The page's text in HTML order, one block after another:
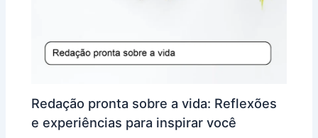
Redação pronta sobre a vida: Reflexões
e experiências para inspirar você